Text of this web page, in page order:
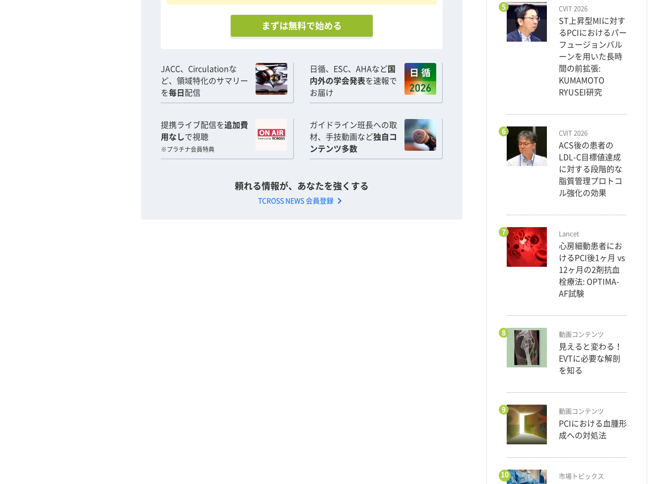
まずは無料で始める
JACC、Circulationな
ど、領域特化のサマリー
を毎日 配信
日循、ESC、AHAなど国
内外の学会発表を速報で
お届け
提携ライブ配信を追加費
用なしで視聴
※プラチナ会員特典
ガイドライン班長への取
材、手技動画など独自コ
ンテンツ多数
頼れる情報が、あなたを強くする
TCROSS NEWS 会員登録 chevron_right
5 CVIT 2026
ST上昇型MIに対す
るPCIにおけるパー
フュージョンバル
ーンを用いた長時
間の前拡張:
KUMAMOTO
RYUSEI研究
6 CVIT 2026
ACS後の患者の
LDL-C目標値達成
に対する段階的な
脂質管理プロトコ
ル強化の効果
7 Lancet
心房細動患者にお
けるPCI後1ヶ月 vs
12ヶ月の2剤抗血
栓療法: OPTIMA-
AF試験
8 動画コンテンツ
見えると変わる！
EVTに必要な解剖
を知る
9 動画コンテンツ
PCIにおける血腫形
成への対処法
10 市場トピックス